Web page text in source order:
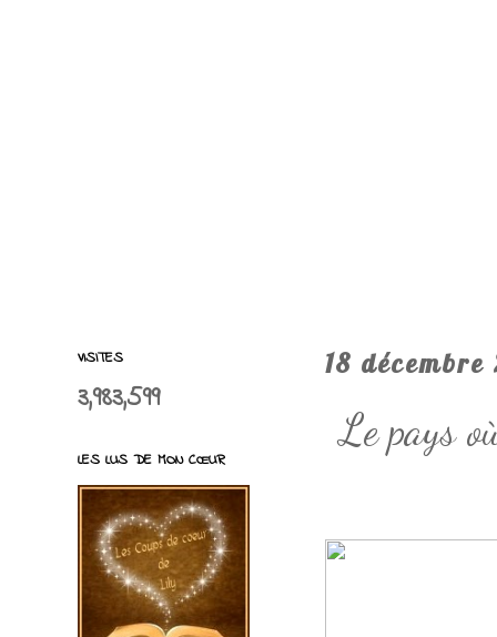
18 décembre
Le pays
VISITES
3,983,599
LES LUS DE MON CŒUR